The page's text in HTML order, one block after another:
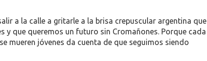
a la calle a gritarle a la brisa crepuscular argentina que
y que queremos un futuro sin Cromañones. Porque cada
mueren jóvenes da cuenta de que seguimos siendo